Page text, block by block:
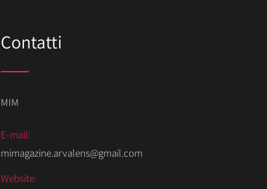
Contatti
MIM
E-mail:
mimagazine.arvalens@gmail.com
Website: